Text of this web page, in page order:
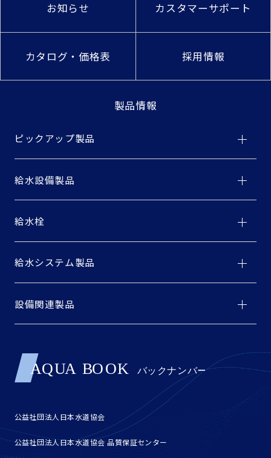
お知らせ カスタマーサポート
カタログ・価格表 採用情報
製品情報
ピックアップ製品
給水設備製品
給水栓
給水システム製品
設備関連製品
公益社団法人日本水道協会
公益社団法人日本水道協会 品質保証センター